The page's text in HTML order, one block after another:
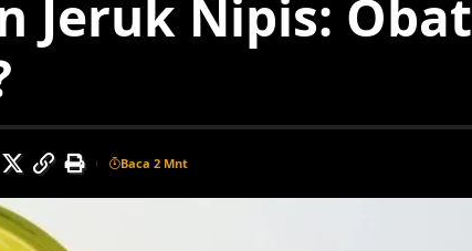
Jeruk Nipis: Obat
Baca 2 Mnt